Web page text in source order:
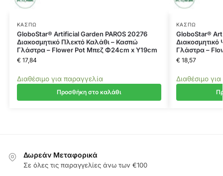
ΚΑΣΠΏ
GloboStar® Artificial Garden PAROS 20276
Διακοσμητικό Πλεκτό Καλάθι – Κασπώ
Γλάστρα – Flower Pot Μπεζ Φ24cm x Υ19cm
€17,84
Διαθέσιμο για παραγγελία
Προσθήκη στο καλάθι
ΚΑΣΠΏ
GloboStar®
Γλάστρα –
€18,57
Διαθέσιμο
Δωρεάν Μεταφορικά
Σε όλες τις παραγγελίες άνω των €100